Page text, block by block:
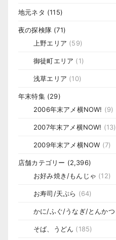
地元ネタ (115)
夜の探検隊 (71)
上野エリア (59)
御徒町エリア (1)
浅草エリア (10)
年末特集(29)
2006年末アメ横NOW! (9)
2007年末アメ横NOW! (13)
2009年末アメ横NOW (7)
店舗カテゴリー (2,396)
お好み焼き/もんじゃ (12)
お寿司/天ぷら (64)
かに/ふぐ/うなぎ/とんかつ
そば、うどん (185)